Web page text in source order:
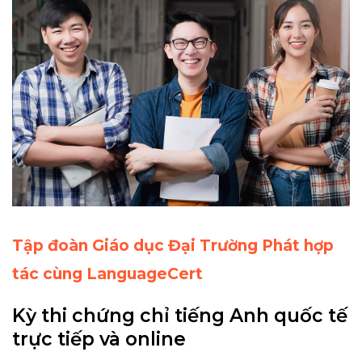
Tập đoàn Giáo dục Đại Trường Phát hợp
tác cùng LanguageCert
Kỳ thi chứng chỉ tiếng Anh quốc tế
trực tiếp và online